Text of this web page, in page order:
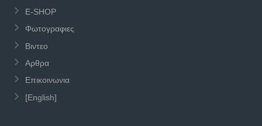
E-SHOP
Φωτογραφιες
Βιντεο
Αρθρα
Επικοινωνια
[English]